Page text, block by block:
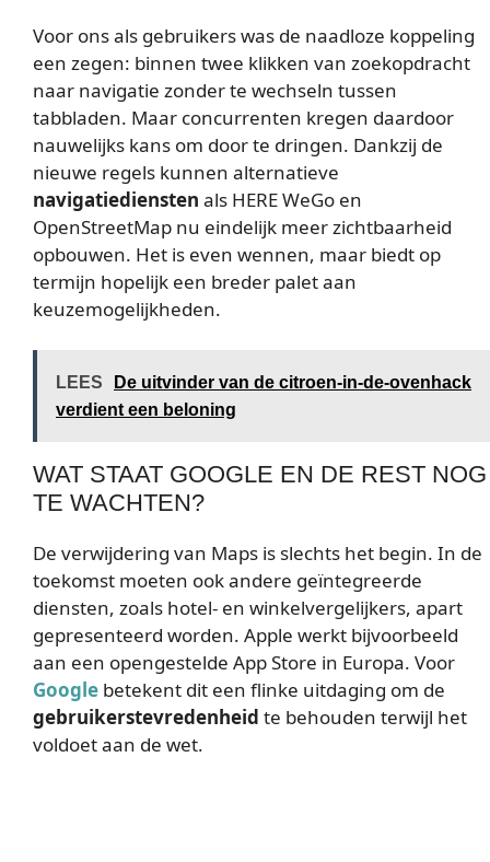
Voor ons als gebruikers was de naadloze koppeling
een zegen: binnen twee klikken van zoekopdracht
naar navigatie zonder te wechseln tussen
tabbladen. Maar concurrenten kregen daardoor
nauwelijks kans om door te dringen. Dankzij de
nieuwe regels kunnen alternatieve
navigatiediensten als HERE WeGo en
OpenStreetMap nu eindelijk meer zichtbaarheid
opbouwen. Het is even wennen, maar biedt op
termijn hopelijk een breder palet aan
keuzemogelijkheden.
LEES
De uitvinder van de citroen-in-de-ovenhack
verdient een beloning
WAT STAAT GOOGLE EN DE REST NOG
TE WACHTEN?
De verwijdering van Maps is slechts het begin. In de
toekomst moeten ook andere geïntegreerde
diensten, zoals hotel- en winkelvergelijkers, apart
gepresenteerd worden. Apple werkt bijvoorbeeld
aan een opengestelde App Store in Europa. Voor
Google betekent dit een flinke uitdaging om de
gebruikers­tevredenheid te behouden terwijl het
voldoet aan de wet.